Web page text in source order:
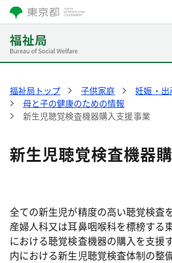
福祉局トップ 子供家庭
妊娠・出
母と子の健康のための情報
新生児聴覚検査機器購入支援事業
新生児聴覚検査機器
全ての新生児が精度の高い聴覚検査
産婦人科又は耳鼻咽喉科を標榜する
における聴覚検査機器の購入を支援
内における新生児聴覚検査体制の整